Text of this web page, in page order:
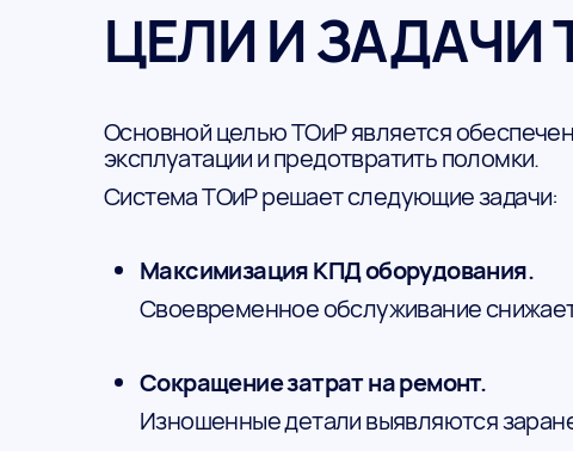
ЦЕЛИ И ЗАДАЧИ
Основной целью ТОиР является
эксплуатации и предотвратить поломки.
Система ТОиР решает следующие задачи:
Максимизация КПД оборудования.
Своевременное обслуживание
Сокращение затрат на ремонт.
Изношенные детали выявляются